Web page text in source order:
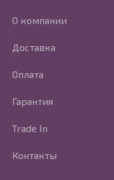
О компании
Доставка
Оплата
Гарантия
Trade In
Контакты